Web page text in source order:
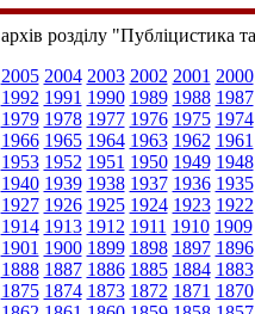
архів розділу "Публіцистика
2005 2004 2003 2002 2001 2000
1992 1991 1990 1989 1988 1987
1979 1978 1977 1976 1975 1974
1966 1965 1964 1963 1962 1961
1953 1952 1951 1950 1949 1948
1940 1939 1938 1937 1936 1935
1927 1926 1925 1924 1923 1922
1914 1913 1912 1911 1910 1909
1901 1900 1899 1898 1897 1896
1888 1887 1886 1885 1884 1883
1875 1874 1873 1872 1871 1870